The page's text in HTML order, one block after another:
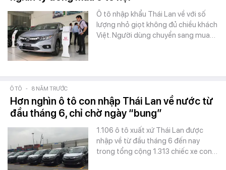
Ô tô nhập khẩu Thái Lan về với số
lượng nhỏ giọt không đủ chiều khách
Việt. Người dùng chuyển sang mua…
Ô TÔ - 8 NĂM TRƯỚC
Hơn nghìn ô tô con nhập Thái Lan về nước từ
đầu tháng 6, chỉ chờ ngày “bung”
1.106 ô tô xuất xứ Thái Lan được
nhập về từ đầu tháng 6 đến nay
trong tổng cộng 1.313 chiếc xe con…